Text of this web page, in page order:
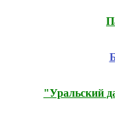
"Уральский